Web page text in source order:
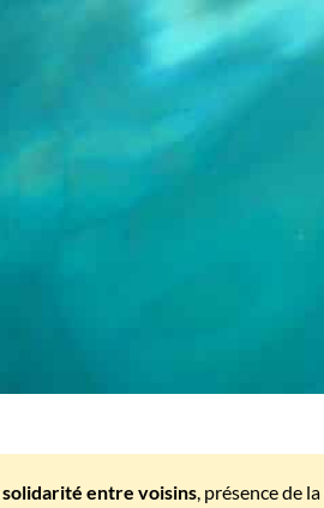
solidarité entre voisins, présence de la